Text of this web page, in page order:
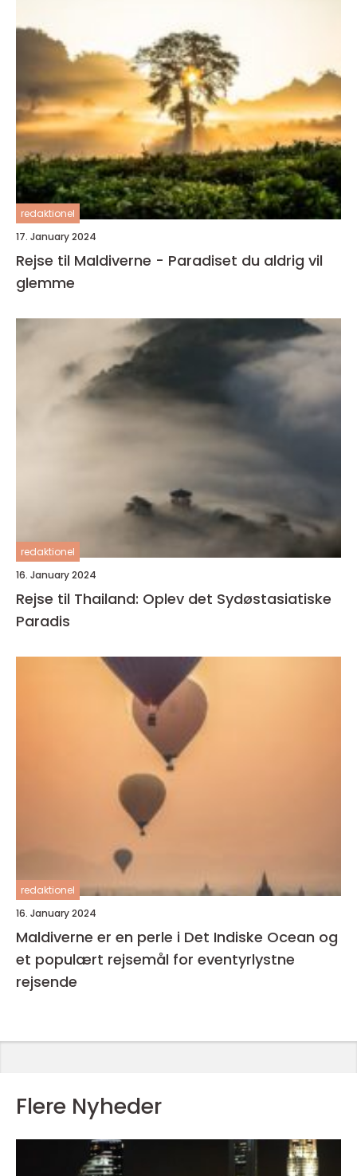
redaktionel
17. January 2024
Rejse til Maldiverne - Paradiset du aldrig vil
glemme
redaktionel
16. January 2024
Rejse til Thailand: Oplev det Sydøstasiatiske
Paradis
redaktionel
16. January 2024
Maldiverne er en perle i Det Indiske Ocean og
et populært rejsemål for eventyrlystne
rejsende
Flere Nyheder